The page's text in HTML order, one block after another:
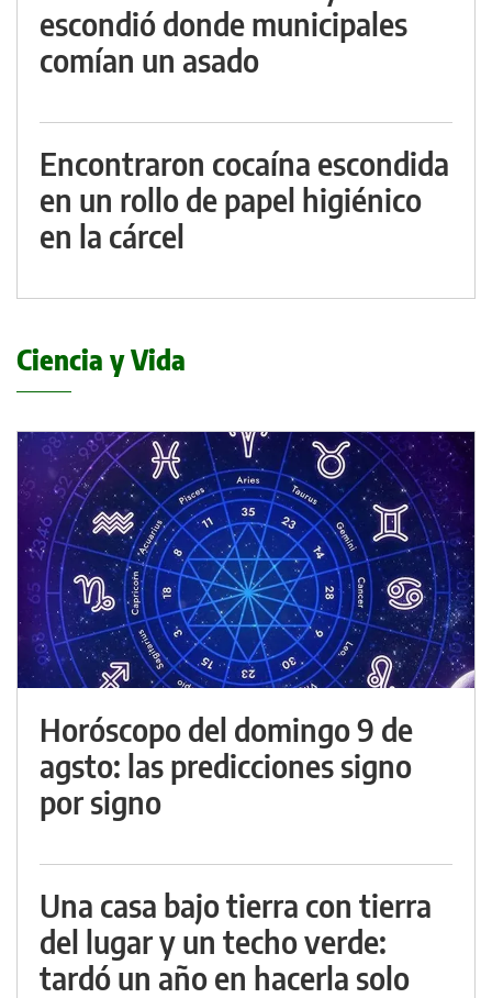
escondió donde municipales
comían un asado
Encontraron cocaína escondida
en un rollo de papel higiénico
en la cárcel
Ciencia y Vida
Horóscopo del domingo 9 de
agsto: las predicciones signo
por signo
Una casa bajo tierra con tierra
del lugar y un techo verde:
tardó un año en hacerla solo